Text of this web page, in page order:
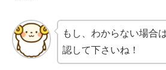
もし、わからない場合
認して下さいね！